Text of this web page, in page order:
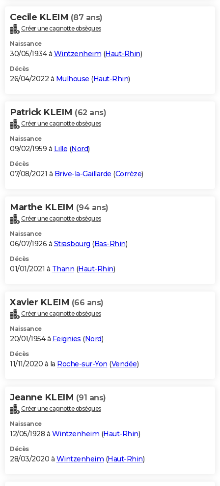
Cecile KLEIM (87 ans)
Créer une cagnotte obsèques
Naissance
30/05/1934 à Wintzenheim (Haut-Rhin)
Décès
26/04/2022 à Mulhouse (Haut-Rhin)
Patrick KLEIM (62 ans)
Créer une cagnotte obsèques
Naissance
09/02/1959 à Lille (Nord)
Décès
07/08/2021 à Brive-la-Gaillarde (Corrèze)
Marthe KLEIM (94 ans)
Créer une cagnotte obsèques
Naissance
06/07/1926 à Strasbourg (Bas-Rhin)
Décès
01/01/2021 à Thann (Haut-Rhin)
Xavier KLEIM (66 ans)
Créer une cagnotte obsèques
Naissance
20/01/1954 à Feignies (Nord)
Décès
11/11/2020 à la Roche-sur-Yon (Vendée)
Jeanne KLEIM (91 ans)
Créer une cagnotte obsèques
Naissance
12/05/1928 à Wintzenheim (Haut-Rhin)
Décès
28/03/2020 à Wintzenheim (Haut-Rhin)